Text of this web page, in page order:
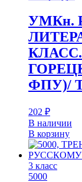
УМКн.
ФПУ)/
202 ₽
В наличии
В корзину
3 класс
5000